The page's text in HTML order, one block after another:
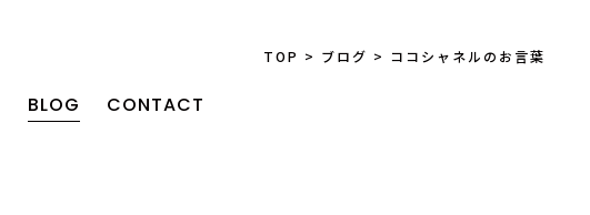
TOP > ブログ > ココシャネルのお言葉
BLOG CONTACT